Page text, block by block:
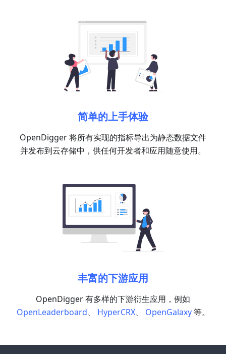
简单的上手体验
OpenDigger 将所有实现的指标导出为静态数据文件
并发布到云存储中，供任何开发者和应用随意使用。
丰富的下游应用
OpenDigger 有多样的下游衍生应用，例如
OpenLeaderboard、 HyperCRX、 OpenGalaxy等。